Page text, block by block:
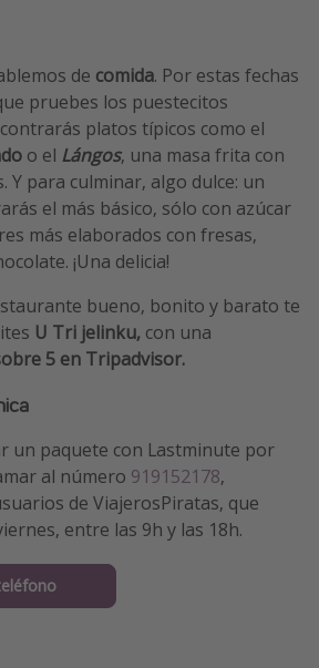
de comida. Por estas fechas
pruebes los puestecitos
platos típicos como el
o el Lángos, una masa frita con
para culminar, algo dulce: un
el más básico, sólo con azúcar
más elaborados con fresas,
¡Una delicia!
bueno, bonito y barato te
U Tri jelinku, con una
5 en Tripadvisor.
un paquete con Lastminute por
al número 919152178,
de ViajerosPiratas, que
entre las 9h y las 18h.